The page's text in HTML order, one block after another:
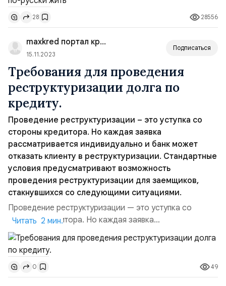
операции». Часть 1. В первом выпуске цикла
предлагаем к прочтению пронзительные стихи поэта
Александра Макарова о специальной военной
операции на Украине. Даж...
28 28556
maxkred портал кредитования
15.11.2023
Подписаться
Требования для проведения
реструктуризации долга по
кредиту.
Проведение реструктуризации – это уступка со
стороны кредитора. Но каждая заявка
рассматривается индивидуально и банк может
отказать клиенту в реструктуризации. Стандартные
условия предусматривают возможность
проведения реструктуризации для заемщиков,
стакнувшихся со следующими ситуациями.
Проведение реструктуризации — это уступка со
стороны кредитора. Но каждая заявка
рассматривается индивидуально и банк может
отказать клиенту в реструктуризации. Стандартные
условия предусматривают возможность проведения
реструктуризации для заёмщиков, стакнувшихся со
следующими ситуациями: Существенное снижение
Читать 2 мин.
0 49